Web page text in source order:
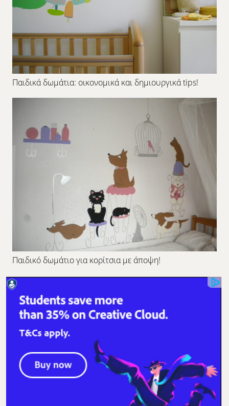
Παιδικά δωμάτια: οικονομικά και δημιουργικά tips!
Παιδικό δωμάτιο για κορίτσια με άποψη!